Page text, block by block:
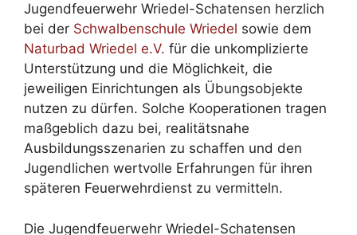
Jugendfeuerwehr Wriedel-Schatensen herzlich
bei der Schwalbenschule Wriedel sowie dem
Naturbad Wriedel e.V. für die unkomplizierte
Unterstützung und die Möglichkeit, die
jeweiligen Einrichtungen als Übungsobjekte
nutzen zu dürfen. Solche Kooperationen tragen
maßgeblich dazu bei, realitätsnahe
Ausbildungsszenarien zu schaffen und den
Jugendlichen wertvolle Erfahrungen für ihren
späteren Feuerwehrdienst zu vermitteln.
Die Jugendfeuerwehr Wriedel-Schatensen